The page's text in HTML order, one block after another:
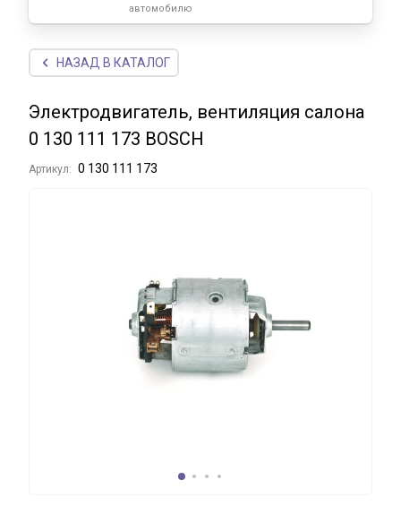
автомобилю
НАЗАД В КАТАЛОГ
Электродвигатель, вентиляция салона
0 130 111 173 BOSCH
Артикул: 0 130 111 173